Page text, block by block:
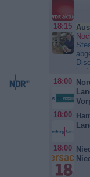
18:15
im
18:00
18:00
18:00